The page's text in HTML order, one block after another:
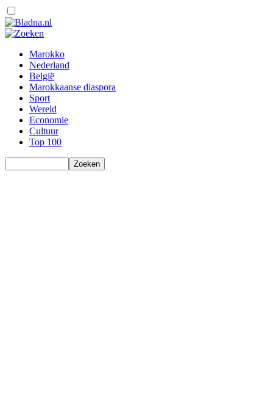
Marokko
Nederland
België
Marokkaanse diaspora
Sport
Wereld
Economie
Cultuur
Top 100